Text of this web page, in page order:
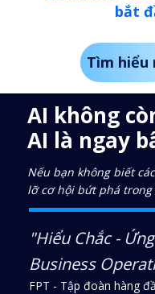
bắt
Tìm hiểu
"Hiểu Chắc -
Business
FPT - Tập đoàn hàng
Nếu bạn không biết
lỡ cơ hội bứt phá
AI không
AI là ngay